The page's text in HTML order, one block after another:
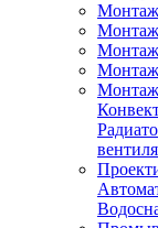
Монтаж
Монтаж
Монтаж
Монтаж